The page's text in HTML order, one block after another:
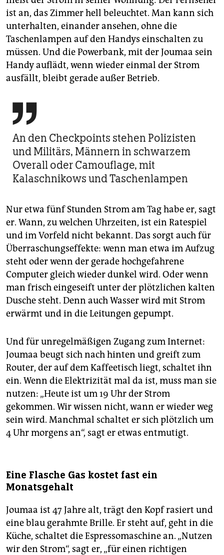
ist an, das Zimmer hell beleuchtet. Man kann sich
unterhalten, einander ansehen, ohne die
Taschenlampen auf den Handys einschalten zu
müssen. Und die Powerbank, mit der Joumaa sein
Handy auflädt, wenn wieder einmal der Strom
ausfällt, bleibt gerade außer Betrieb.

An den Checkpoints stehen Polizisten
und Militärs, Männern in schwarzem
Overall oder Camouflage, mit
Kalaschnikows und Taschenlampen
Nur etwa fünf Stunden Strom am Tag habe er, sagt
er. Wann, zu welchen Uhrzeiten, ist ein Ratespiel
und im Vorfeld nicht bekannt. Das sorgt auch für
Überraschungseffekte: wenn man etwa im Aufzug
steht oder wenn der gerade hochgefahrene
Computer gleich wieder dunkel wird. Oder wenn
man frisch eingeseift unter der plötzlichen kalten
Dusche steht. Denn auch Wasser wird mit Strom
erwärmt und in die Leitungen gepumpt.
Und für unregelmäßigen Zugang zum Internet:
Joumaa beugt sich nach hinten und greift zum
Router, der auf dem Kaffeetisch liegt, schaltet ihn
ein. Wenn die Elektrizität mal da ist, muss man sie
nutzen: „Heute ist um 19 Uhr der Strom
gekommen. Wir wissen nicht, wann er wieder weg
sein wird. Manchmal schaltet er sich plötzlich um
4 Uhr morgens an“, sagt er etwas entmutigt.
Eine Flasche Gas kostet fast ein
Monatsgehalt
Joumaa ist 47 Jahre alt, trägt den Kopf rasiert und
eine blau gerahmte Brille. Er steht auf, geht in die
Küche, schaltet die Espressomaschine an. „Nutzen
wir den Strom“, sagt er, „für einen richtigen